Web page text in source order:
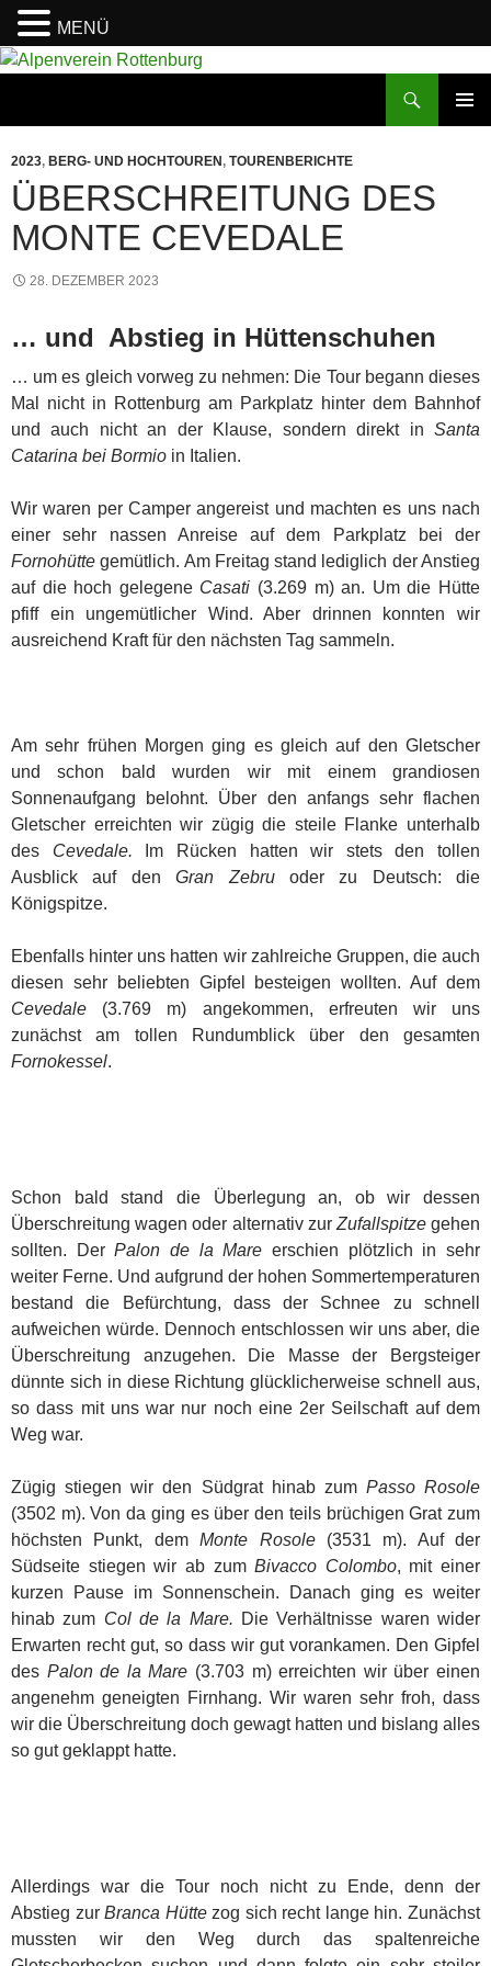
Zum
2023, BERG- UND HOCHTOUREN, TOURENBERICHTE
ÜBERSCHREITUNG DES
MONTE CEVEDALE
28. DEZEMBER 2023
… und Abstieg in Hüttenschuhen
… um es gleich vorweg zu nehmen: Die Tour begann dieses
Mal nicht in Rottenburg am Parkplatz hinter dem Bahnhof
und auch nicht an der Klause, sondern direkt in Santa
Catarina bei Bormio in Italien.
Wir waren per Camper angereist und machten es uns nach
einer sehr nassen Anreise auf dem Parkplatz bei der
Fornohütte gemütlich. Am Freitag stand lediglich der Anstieg
auf die hoch gelegene Casati (3.269 m) an. Um die Hütte
pfiff ein ungemütlicher Wind. Aber drinnen konnten wir
ausreichend Kraft für den nächsten Tag sammeln.
Am sehr frühen Morgen ging es gleich auf den Gletscher
und schon bald wurden wir mit einem grandiosen
Sonnenaufgang belohnt. Über den anfangs sehr flachen
Gletscher erreichten wir zügig die steile Flanke unterhalb
des Cevedale. Im Rücken hatten wir stets den tollen
Ausblick auf denGran Zebruoder zu Deutsch: die
Königspitze.
Ebenfalls hinter uns hatten wir zahlreiche Gruppen, die auch
diesen sehr beliebten Gipfel besteigen wollten. Auf dem
Cevedale (3.769 m) angekommen, erfreuten wir uns
zunächst am tollen Rundumblick über den gesamten
Fornokessel.
Schon bald stand die Überlegung an, ob wir dessen
Überschreitung wagen oder alternativ zur Zufallspitzegehen
sollten. DerPalon de la Mare erschien plötzlich in sehr
weiter Ferne. Und aufgrund der hohen Sommertemperaturen
bestand die Befürchtung, dass der Schnee zu schnell
aufweichen würde. Dennoch entschlossen wir uns aber, die
Überschreitung anzugehen. Die Masse der Bergsteiger
dünnte sich in diese Richtung glücklicherweise schnell aus,
so dass mit uns war nur noch eine 2er Seilschaft auf dem
Weg war.
Zügig stiegen wir den Südgrat hinab zum Passo Rosole
(3502 m). Von da ging es über den teils brüchigen Grat zum
höchsten Punkt, demMonte Rosole(3531 m). Auf der
Südseite stiegen wir ab zumBivacco Colombo, mit einer
kurzen Pause im Sonnenschein. Danach ging es weiter
hinab zum Col de la Mare. Die Verhältnisse waren wider
Erwarten recht gut, so dass wir gut vorankamen. Den Gipfel
des Palon de la Mare (3.703 m) erreichten wir über einen
angenehm geneigten Firnhang. Wir waren sehr froh, dass
wir die Überschreitung doch gewagt hatten und bislang alles
so gut geklappt hatte.
Allerdings war die Tour noch nicht zu Ende, denn der
Abstieg zurBranca Hüttezog sich recht lange hin. Zunächst
mussten wir den Weg durch das spaltenreiche
MENÜ